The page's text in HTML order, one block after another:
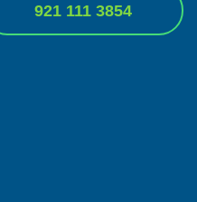
921 111 3854